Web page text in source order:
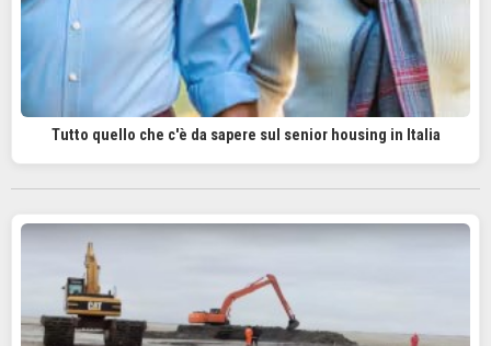
Tutto quello che c'è da sapere sul senior housing in Italia